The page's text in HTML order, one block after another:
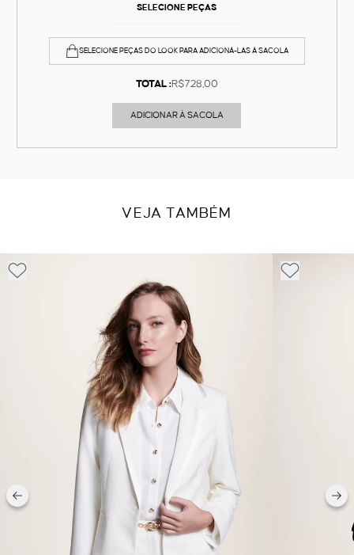
SELECIONE PEÇAS
SELECIONE PEÇAS DO LOOK PARA ADICIONÁ-LAS À SACOLA
TOTAL :R$728,00
ADICIONAR À SACOLA
VEJA TAMBÉM